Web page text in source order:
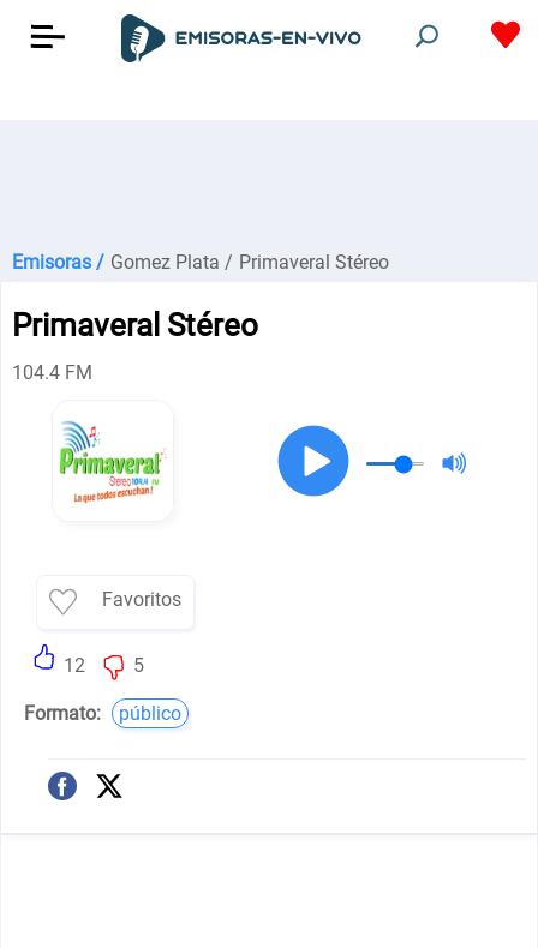
Emisoras / Gomez Plata / Primaveral Stéreo
Primaveral Stéreo
104.4 FM
Favoritos
12 5
Formato: público